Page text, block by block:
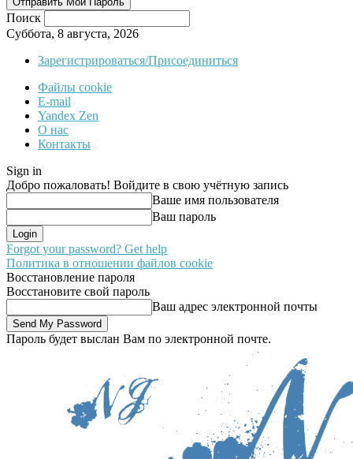
Поиск
Суббота, 8 августа, 2026
Зарегистрироваться/Присоединиться
Файлы cookie
E-mail
Yandex Zen
О нас
Контакты
Sign in
Добро пожаловать! Войдите в свою учётную запись
Ваше имя пользователя
Ваш пароль
Forgot your password? Get help
Политика в отношении файлов cookie
Восстановление пароля
Восстановите свой пароль
Ваш адрес электронной почты
Пароль будет выслан Вам по электронной почте.